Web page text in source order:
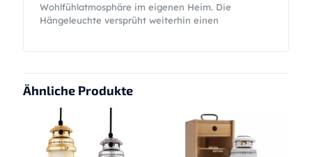
Wohlfühlatmosphäre im eigenen Heim. Die
Hängeleuchte versprüht weiterhin einen
Ähnliche Produkte